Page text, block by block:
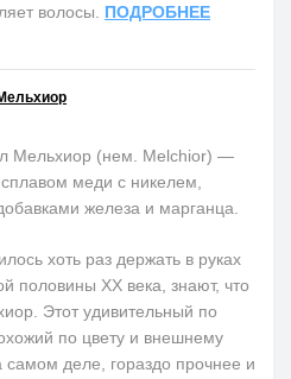
волосы. ПОДРОБНЕЕ
(нем. Melchior) —
меди с никелем,
железа и марганца.
хоть раз держать в руках
половины ХХ века, знают, что
Этот удивительный по
по цвету и внешнему
самом деле, гораздо прочнее и